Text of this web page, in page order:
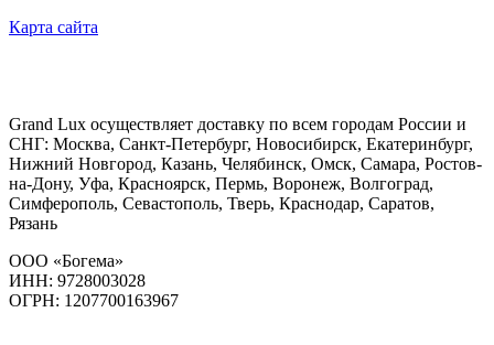
Карта сайта
Grand Lux осуществляет доставку по всем городам России и
СНГ: Москва, Санкт-Петербург, Новосибирск, Екатеринбург,
Нижний Новгород, Казань, Челябинск, Омск, Самара, Ростов-
на-Дону, Уфа, Красноярск, Пермь, Воронеж, Волгоград,
Симферополь, Севастополь, Тверь, Краснодар, Саратов,
Рязань
ООО «Богема»
ИНН: 9728003028
ОГРН: 1207700163967